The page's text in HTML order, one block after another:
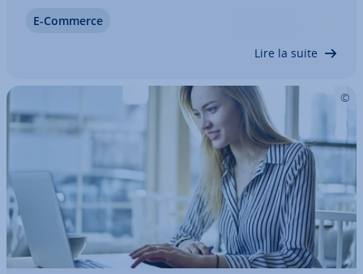
comme synonyme d’« e-commerce ». Cependant,
E-Commerce
Lire la suite